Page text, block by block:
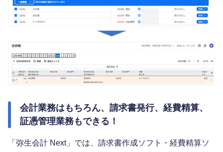
会計業務はもちろん、請求書発行、経費精算、
証憑管理業務もできる！
「弥生会計 Next」では、請求書作成ソフト・経費精算ソ